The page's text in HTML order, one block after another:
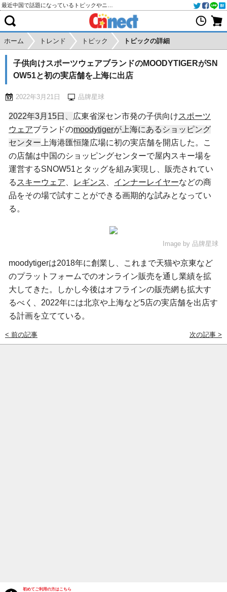
ホーム トレンド トピック トピックの詳細
子供向けスポーツウェアブランドのMOODYTIGERがSN
OW51と初の実店舗を上海に出店
2022年3月21日 品牌星球
2022年3月15日、 広東省深セン市発の子供向けスポーツ
ウェアブランドのmoodytigerが上海にあるショッピング
センター 上海港匯恒隆広場に初の実店舗を開店した。こ
の店舗は中国のショッピングセンターで屋内スキー場を
運営するSNOW51とタッグを組み実現し、販売されてい
る スキーウェア レギンス インナーレイヤーなどの商
品をその場で試すことができる画期的な試みとなってい
る。
Image by 品牌星球
moodytigerは2018年に創業し、これまで天猫や京東など
のプラットフォームでのオンライン販売を通し業績を拡
大してきた。しかし今後はオフラインの販売網も拡大す
るべく、2022年には北京や上海など5店の実店舗を出店す
る計画を立てている。
< 前の記事 次の記事 >
初めてご利用の方はこちら